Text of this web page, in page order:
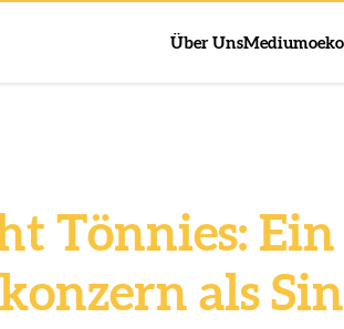
Über UnsMedium
Tönnies: Ein
als